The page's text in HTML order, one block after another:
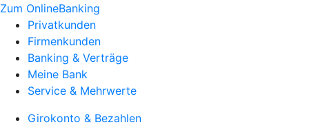
Zum OnlineBanking
Privatkunden
Firmenkunden
Banking & Verträge
Meine Bank
Service & Mehrwerte
Girokonto & Bezahlen